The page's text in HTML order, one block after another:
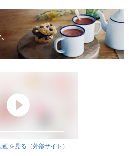
を見る（外部サイト）